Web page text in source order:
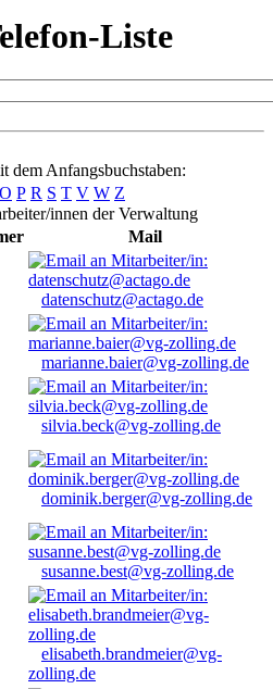
Liste
dem Anfangsbuchstaben:
O P R S T V W Z
innen der Verwaltung
Mail
datenschutz@actago.de
marianne.baier@vg-zolling.de
silvia.beck@vg-zolling.de
dominik.berger@vg-zolling.de
susanne.best@vg-zolling.de
elisabeth.brandmeier@vg-
zolling.de